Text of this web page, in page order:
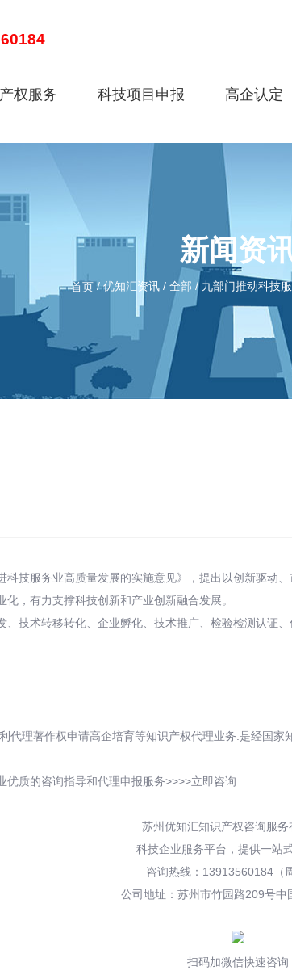
权服务 科技项目申报 高企认定
新闻资
首页 /优知汇资讯 / 全部 / 九部门推动科技
技服务业高质量发展的实施意见》，提出以创新驱动
，有力支撑科技创新和产业创新融合发展。
技术转移转化、企业孵化、技术推广、检验检测认证
代理著作权申请高企培育等知识产权代理业务.是经国
质的咨询指导和代理申报服务>>>>立即咨询
苏州优知汇知识产权咨询服务
科技企业服务平台，提供一站
咨询热线：13913560184（
公司地址：苏州市竹园路209号中
扫码加微信快速咨询